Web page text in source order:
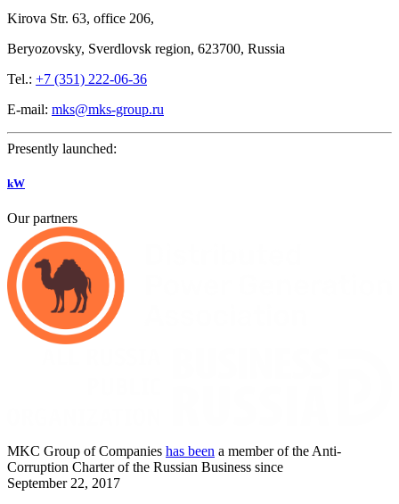
Kirova Str. 63, office 206,
Beryozovsky, Sverdlovsk region, 623700, Russia
Tel.: +7 (351) 222-06-36
E-mail: mks@mks-group.ru
Presently launched:
kW
Our partners
MKC Group of Companies has been a member of the Anti-
Corruption Charter of the Russian Business since
September 22, 2017